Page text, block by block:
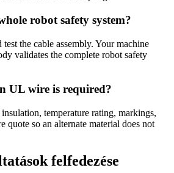
robot safety system?
the cable assembly. Your machine
validates the complete robot safety
UL wire is required?
temperature rating, markings,
quote so an alternate material does not
felfedezése